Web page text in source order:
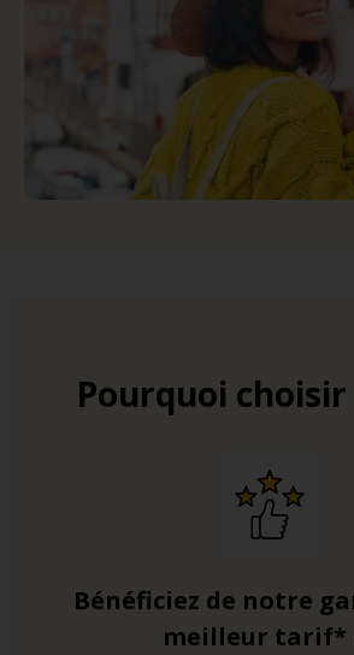
Pourquoi
Bénéficiez de notre
meilleur tarif*